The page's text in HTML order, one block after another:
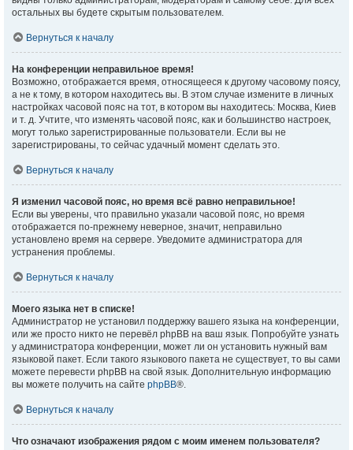
остальных вы будете скрытым пользователем.
Вернуться к началу
На конференции неправильное время!
Возможно, отображается время, относящееся к другому часовому поясу,
а не к тому, в котором находитесь вы. В этом случае измените в личных
настройках часовой пояс на тот, в котором вы находитесь: Москва, Киев
и т. д. Учтите, что изменять часовой пояс, как и большинство настроек,
могут только зарегистрированные пользователи. Если вы не
зарегистрированы, то сейчас удачный момент сделать это.
Вернуться к началу
Я изменил часовой пояс, но время всё равно неправильное!
Если вы уверены, что правильно указали часовой пояс, но время
отображается по-прежнему неверное, значит, неправильно
установлено время на сервере. Уведомите администратора для
устранения проблемы.
Вернуться к началу
Моего языка нет в списке!
Администратор не установил поддержку вашего языка на конференции,
или же просто никто не перевёл phpBB на ваш язык. Попробуйте узнать
у администратора конференции, может ли он установить нужный вам
языковой пакет. Если такого языкового пакета не существует, то вы сами
можете перевести phpBB на свой язык. Дополнительную информацию
вы можете получить на сайте phpBB®.
Вернуться к началу
Что означают изображения рядом с моим именем пользователя?